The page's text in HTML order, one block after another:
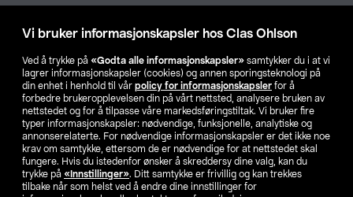
Vi bruker informasjonskapsler hos Clas Ohlson
Ved å trykke på «Godta alle informasjonskapsler» samtykker du i at vi
lagrer informasjonskapsler (cookies) og annen sporingsteknologi på
din enhet i henhold til vår policy for informasjonskapsler for å
forbedre brukeropplevelsen din på vårt nettsted, analysere bruken av
nettstedet og for å tilpasse våre markedsføringstiltak. Vi bruker fire
typer informasjonskapsler: nødvendige, funksjonelle, analytiske og
annonserelaterte. For nødvendige informasjonskapsler er det ikke noe
krav om samtykke, ettersom de er nødvendige for at nettstedet skal
fungere. Hvis du istedenfor ønsker å skreddersy dine valg, kan du
trykke på «Innstillinger». Ditt samtykke er frivillig og kan trekkes
tilbake når som helst ved å endre dine innstillinger for
Våre selskaper
Finn din butikk
SE NO FI